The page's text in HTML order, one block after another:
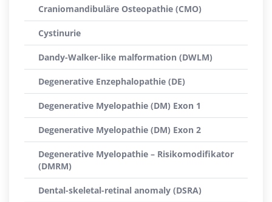
Craniomandibuläre Osteopathie (CMO)
Cystinurie
Dandy-Walker-like malformation (DWLM)
Degenerative Enzephalopathie (DE)
Degenerative Myelopathie (DM) Exon 1
Degenerative Myelopathie (DM) Exon 2
Degenerative Myelopathie – Risikomodifikator
(DMRM)
Dental-skeletal-retinal anomaly (DSRA)